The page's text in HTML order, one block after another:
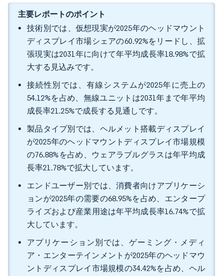
主要レポートのポイント
技術別では、仮想現実が2025年のヘッドマウント
ディスプレイ市場シェアの60.92%をリードし、拡
張現実は2031年に向けて年平均成長率18.98%で拡
大する見込みです。
接続性別では、有線システムが2025年に売上の
54.12%を占め、無線ユニットは2031年まで年平均
成長率21.25%で成長する見通しです。
製品タイプ別では、ヘルメット搭載ディスプレイ
が2025年のヘッドマウントディスプレイ市場規模
の76.88%を占め、ウェアラブルグラスは年平均成
長率21.78%で拡大しています。
エンドユーザー別では、消費者向けアプリケーシ
ョンが2025年の需要の68.95%を占め、エンタープ
ライズおよび産業用途は年平均成長率16.74%で拡
大しています。
アプリケーション別では、ゲーミング・メディ
ア・エンターテインメントが2025年のヘッドマウ
ントディスプレイ市場規模の34.42%を占め、ヘル